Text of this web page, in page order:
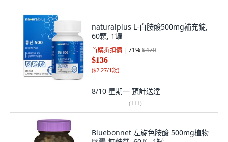
naturalplus L-白胺酸500mg補充錠,
60顆, 1罐
首購折扣價 71%$470
$136
($2.27/1錠)
8/10 星期一 預計送達
(111)
Bluebonnet 左旋色胺酸 500mg植物